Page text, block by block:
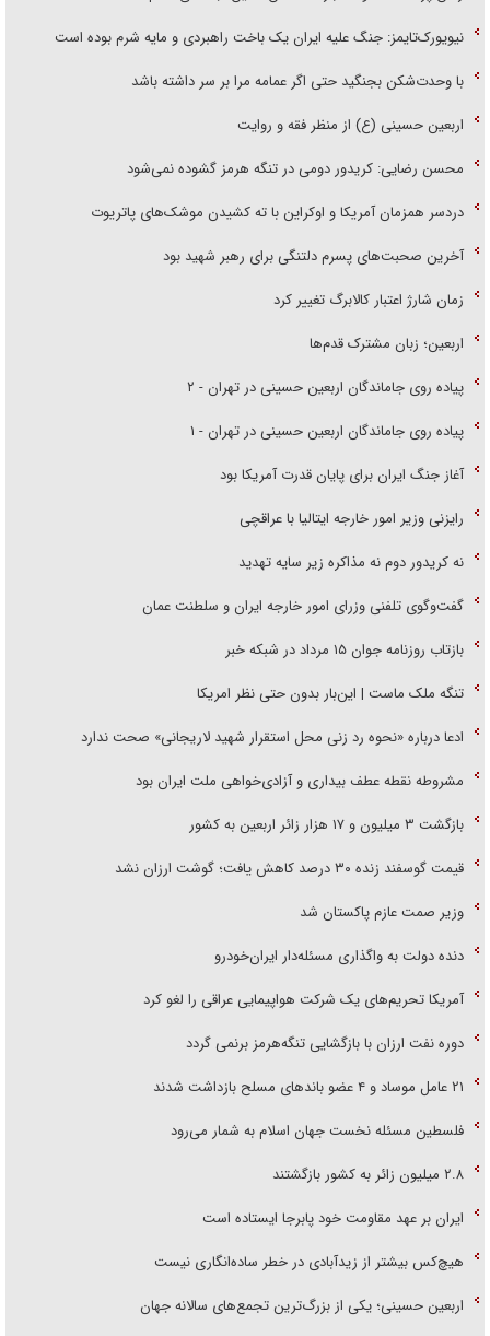
نیویورک‌تایمز: جنگ علیه ایران یک باخت راهبردی و مایه شرم بوده است
با وحدت‌شکن بجنگید حتی اگر عمامه مرا بر سر داشته باشد
اربعین حسینی (ع) از منظر فقه و روایت
محسن رضایی: کریدور دومی در تنگه هرمز گشوده نمی‌شود
دردسر همزمان آمریکا و اوکراین با ته کشیدن موشک‌های پاتریوت
آخرین صحبت‌های پسرم دلتنگی برای رهبر شهید بود
زمان شارژ اعتبار کالابرگ تغییر کرد
اربعین؛ زبان مشترک قدم‌ها
پیاده روی جاماندگان اربعین حسینی در تهران - ۲
پیاده روی جاماندگان اربعین حسینی در تهران - ۱
آغاز جنگ ایران برای پایان قدرت آمریکا بود
رایزنی وزیر امور خارجه ایتالیا با عراقچی
نه کریدور دوم نه مذاکره زیر سایه تهدید
گفت‌وگوی تلفنی وزرای امور خارجه ایران و سلطنت عمان
بازتاب روزنامه جوان ۱۵ مرداد در شبکه خبر
تنگه ملک ماست | این‌بار بدون حتی نظر امریکا
ادعا درباره «نحوه رد زنی محل استقرار شهید لاریجانی» صحت ندارد
مشروطه نقطه عطف بیداری و آزادی‌خواهی ملت ایران بود
بازگشت ۳ میلیون و ۱۷ هزار زائر اربعین به کشور
قیمت گوسفند زنده ۳۰ درصد کاهش یافت؛ گوشت ارزان نشد
وزیر صمت عازم پاکستان شد
دنده دولت به واگذاری مسئله‌دار ایران‌خودرو
آمریکا تحریم‌های یک شرکت هواپیمایی عراقی را لغو کرد
دوره نفت ارزان با بازگشایی تنگه‌هرمز برنمی گردد
۲۱ عامل موساد و ۴ عضو باند‌های مسلح بازداشت شدند
فلسطین مسئله نخست جهان اسلام به شمار می‌رود
۲.۸ میلیون زائر به کشور بازگشتند
ایران بر عهد مقاومت خود پابرجا ایستاده است
هیچ‌کس بیشتر از زیدآبادی در خطر ساده‌انگاری نیست
اربعین حسینی؛ یکی از بزرگ‌ترین تجمع‌های سالانه جهان